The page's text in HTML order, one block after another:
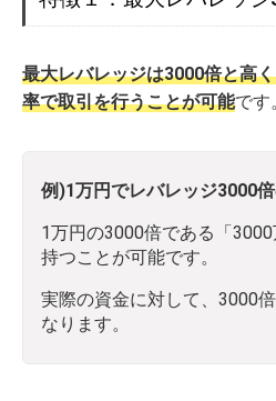
最大レバレッジは3000倍と高
率で取引を行うことが可能です
例)1万円でレバレッジ3000
1万円の3000倍である「
持つことが可能です。
実際の資金に対して、3000
なります。